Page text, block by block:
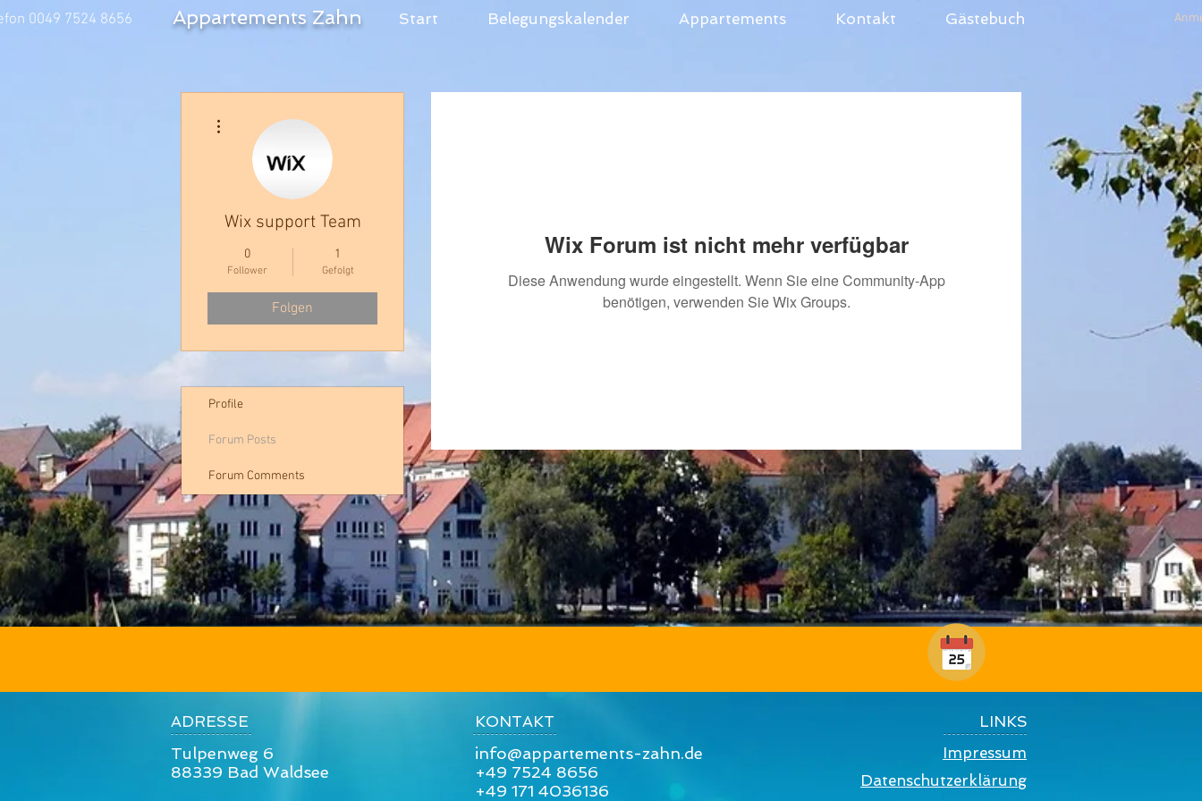
0049 7524 8656 Appartements Zahn Start Belegungskalender Appartements Kontakt Gästebuch
Wix Forum ist nicht mehr verfügbar
Diese Anwendung wurde eingestellt. Wenn Sie eine Community-App
benötigen, verwenden Sie Wix Groups.
Wix support Team
0
Follower
1
Gefolgt
Folgen
Profile
Forum Posts
Forum Comments
ADRESSE
Tulpenweg 6
88339 Bad Waldsee
KONTAKT
info@appartements-zahn.de
+49 7524 8656
+49 171 4036136
LINKS
Impressum
Datenschutzerklärung